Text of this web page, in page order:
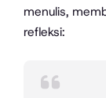
menulis,
refleksi: